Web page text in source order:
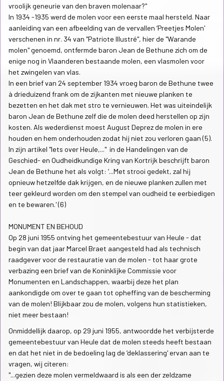
vroolijk geneurie van den braven molenaar?"
In 1934 -1935 werd de molen voor een eerste maal hersteld. Naar
aanleiding van een afbeelding van de vervallen ‘Preetjes Molen'
verschenen in nr. 34 van "Patriote Illustré", hier de "Warande
molen" genoemd, ontfermde baron Jean de Bethune zich om de
enige nog in Vlaanderen bestaande molen, een vlasmolen voor
het zwingelen van vlas.
In een brief van 24 september 1934 vroeg baron de Bethune twee
à drieduizend frank om de zijkanten met nieuwe planken te
bezetten en het dak met stro te vernieuwen. Het was uiteindelijk
baron Jean de Bethune zelf die de molen deed herstellen op zijn
kosten. Als wederdienst moest August Deprez de molen in ere
houden en hem onderhouden zodat hij niet zou verloren gaan (5).
In zijn artikel "Iets over Heule,..." in de Handelingen van de
Geschied- en Oudheidkundige Kring van Kortrijk beschrijft baron
Jean de Bethune het als volgt: ‘...Met strooi gedekt, zal hij
opnieuw hetzelfde dak krijgen, en de nieuwe planken zullen met
teer gekleurd worden om den stempel van oudheid te eerbiedigen
en te bewaren.' (6)
MONUMENT EN BEHOUD
Op 28 juni 1955 ontving het gemeentebestuur van Heule - dat
begin van dat jaar Marcel Braet aangesteld had als technisch
raadgever voor de restauratie van de molen - tot haar grote
verbazing een brief van de Koninklijke Commissie voor
Monumenten en Landschappen, waarbij deze het plan
aankondigde om over te gaan tot opheffing van de bescherming
van de molen! Blijkbaar zou de molen, volgens hun statistieken,
niet meer bestaan!
Onmiddellijk daarop, op 29 juni 1955, antwoordde het verbijsterde
gemeentebestuur van Heule dat de molen steeds heeft bestaan
en dat het niet in de bedoeling lag de ‘deklassering' ervan aan te
vragen, wij citeren:
"...gezien deze molen vermeldwaard is als een der zeldzame